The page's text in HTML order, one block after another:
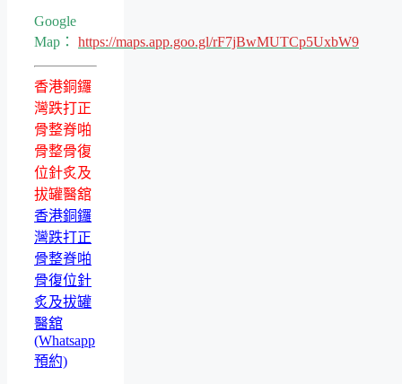
Google
Map： https://maps.app.goo.gl/rF7jBwMUTCp5UxbW9
香港銅鑼
灣跌打正
骨整脊啪
骨整骨復
位針炙及
拔罐醫舘
香港銅鑼
灣跌打正
骨整脊啪
骨復位針
炙及拔罐
醫舘
(Whatsapp
預約)